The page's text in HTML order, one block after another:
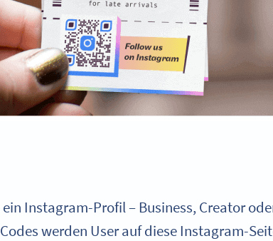
Instagram-Profil – Business, Creator
werden User auf diese Instagram-